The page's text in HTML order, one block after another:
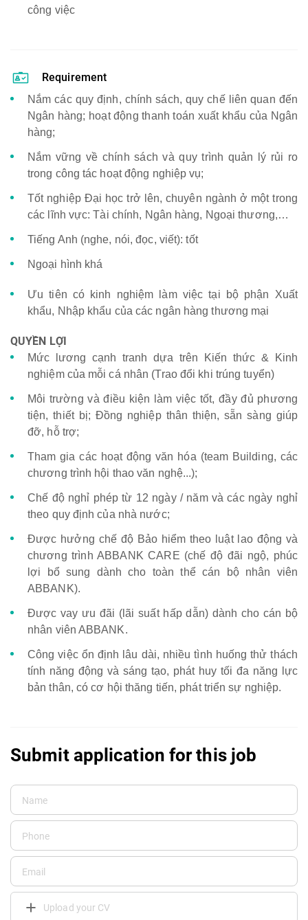
công việc
Requirement
Nắm các quy định, chính sách, quy chế liên quan đến
Ngân hàng; hoạt động thanh toán xuất khẩu của Ngân
hàng;
Nắm vững về chính sách và quy trình quản lý rủi ro
trong công tác hoạt động nghiệp vụ;
Tốt nghiệp Đại học trở lên, chuyên ngành ở một trong
các lĩnh vực: Tài chính, Ngân hàng, Ngoại thương,…
Tiếng Anh (nghe, nói, đọc, viết): tốt
Ngoại hình khá
Ưu tiên có kinh nghiệm làm việc tại bộ phận Xuất
khẩu, Nhập khẩu của các ngân hàng thương mại
QUYỀN LỢI
Mức lương cạnh tranh dựa trên Kiến thức & Kinh
nghiệm của mỗi cá nhân (Trao đổi khi trúng tuyển)
Môi trường và điều kiện làm việc tốt, đầy đủ phương
tiện, thiết bị; Đồng nghiệp thân thiện, sẵn sàng giúp
đỡ, hỗ trợ;
Tham gia các hoạt động văn hóa (team Building, các
chương trình hội thao văn nghệ...);
Chế độ nghỉ phép từ 12 ngày / năm và các ngày nghỉ
theo quy định của nhà nước;
Được hưởng chế độ Bảo hiểm theo luật lao động và
chương trình ABBANK CARE (chế độ đãi ngộ, phúc
lợi bổ sung dành cho toàn thể cán bộ nhân viên
ABBANK).
Được vay ưu đãi (lãi suất hấp dẫn) dành cho cán bộ
nhân viên ABBANK.
Công việc ổn định lâu dài, nhiều tình huống thử thách
tính năng động và sáng tạo, phát huy tối đa năng lực
bản thân, có cơ hội thăng tiến, phát triển sự nghiệp.
Submit application for this job
Upload your CV